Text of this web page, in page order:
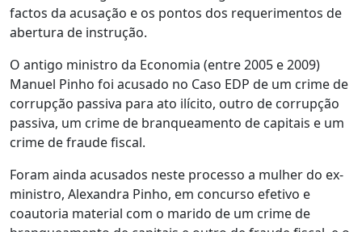
factos da acusação e os pontos dos requerimentos de
abertura de instrução.
O antigo ministro da Economia (entre 2005 e 2009)
Manuel Pinho foi acusado no Caso EDP de um crime de
corrupção passiva para ato ilícito, outro de corrupção
passiva, um crime de branqueamento de capitais e um
crime de fraude fiscal.
Foram ainda acusados neste processo a mulher do ex-
ministro, Alexandra Pinho, em concurso efetivo e
coautoria material com o marido de um crime de